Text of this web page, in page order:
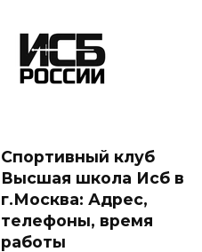
Спортивный клуб
Высшая школа Исб в
г.Москва: Адрес,
телефоны, время
работы